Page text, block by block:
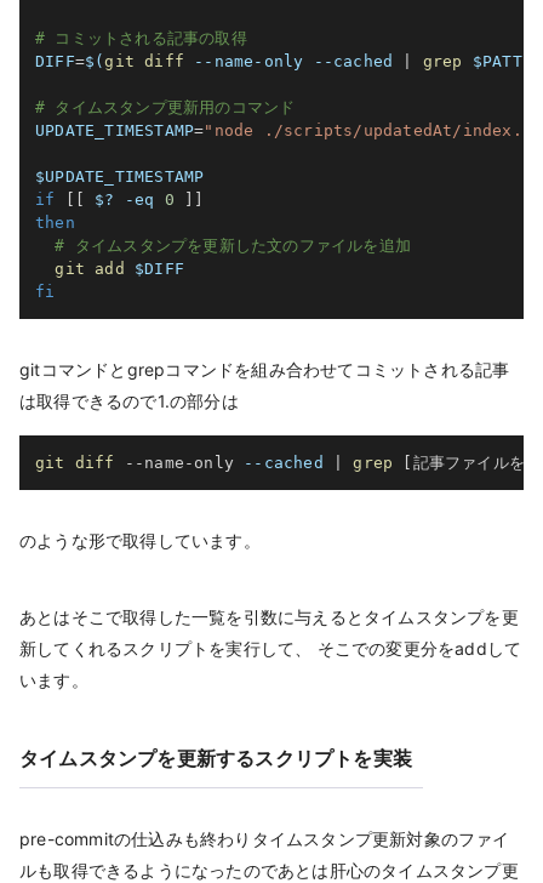
# コミットされる記事の取得
DIFF=$(git diff --name-only --cached grep
# タイムスタンプ更新用のコマンド
UPDATE_TIMESTAMP="node ./scripts/updatedAt/
$UPDATE_TIMESTAMP
if
$? -eq 0
then
# タイムスタンプを更新した文のファイルを追加
git
add
$DIFF
fi
gitコマンドとgrepコマンドを組み合わせてコミットされる記事
は取得できるので1.の部分は
git diff --name-only --cached grep [ 記事ファイルを
のような形で取得しています。
あとはそこで取得した一覧を引数に与えるとタイムスタンプを更
新してくれるスクリプトを実行して、 そこでの変更分をaddして
います。
タイムスタンプを更新するスクリプトを実装
pre-commitの仕込みも終わりタイムスタンプ更新対象のファイ
ルも取得できるようになったのであとは肝心のタイムスタンプ更